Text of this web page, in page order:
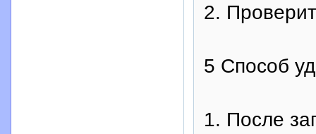
2.
5 Способ
1. После